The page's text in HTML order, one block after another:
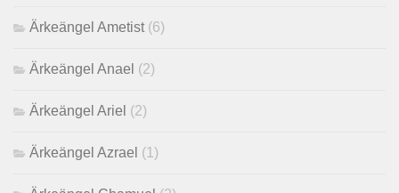
Ärkeängel Ametist (6)
Ärkeängel Anael (2)
Ärkeängel Ariel (2)
Ärkeängel Azrael (1)